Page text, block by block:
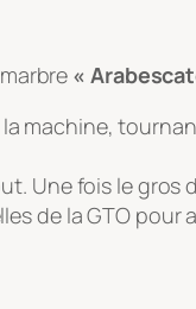
«
machine,
Une fois le gros
de la GTO